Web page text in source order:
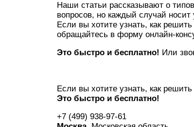
Наши статьи рассказывают о
вопросов, но каждый случай носит
Если вы хотите узнать, как
обращайтесь в форму онлайн-
Это быстро и бесплатно! Или
Если вы хотите узнать, как
Это быстро и бесплатно!
+7 (499) 938-97-61